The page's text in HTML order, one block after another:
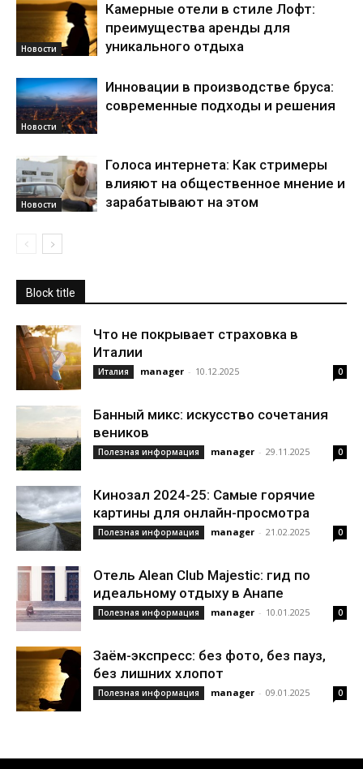
Новости
Камерные отели в стиле Лофт:
преимущества аренды для
уникального отдыха
Новости
Инновации в производстве бруса:
современные подходы и решения
Новости
Голоса интернета: Как стримеры
влияют на общественное мнение и
зарабатывают на этом
Block title
Что не покрывает страховка в
Италии
Италия manager - 10.12.2025 0
Банный микс: искусство сочетания
веников
Полезная информация manager - 29.11.2025 0
Кинозал 2024-25: Самые горячие
картины для онлайн-просмотра
Полезная информация manager - 21.02.2025 0
Отель Alean Club Majestic: гид по
идеальному отдыху в Анапе
Полезная информация manager - 10.01.2025 0
Заём-экспресс: без фото, без пауз,
без лишних хлопот
Полезная информация manager - 09.01.2025 0